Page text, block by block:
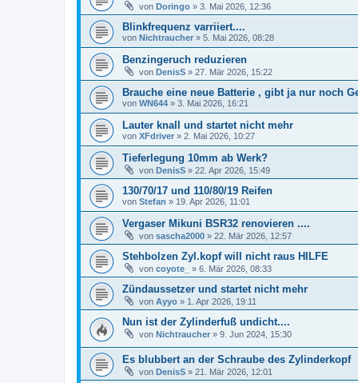
von Doringo » 3. Mai 2026, 12:36
Blinkfrequenz varriiert....
von Nichtraucher » 5. Mai 2026, 08:28
Benzingeruch reduzieren
von DenisS » 27. Mär 2026, 15:22
Brauche eine neue Batterie , gibt ja nur noch
von WN644 » 3. Mai 2026, 16:21
Lauter knall und startet nicht mehr
von XFdriver » 2. Mai 2026, 10:27
Tieferlegung 10mm ab Werk?
von DenisS » 22. Apr 2026, 15:49
130/70/17 und 110/80/19 Reifen
von Stefan » 19. Apr 2026, 11:01
Vergaser Mikuni BSR32 renovieren ....
von sascha2000 » 22. Mär 2026, 12:57
Stehbolzen Zyl.kopf will nicht raus HILFE
von coyote_ » 6. Mär 2026, 08:33
Zündaussetzer und startet nicht mehr
von Ayyo » 1. Apr 2026, 19:11
Nun ist der Zylinderfuß undicht....
von Nichtraucher » 9. Jun 2024, 15:30
Es blubbert an der Schraube des Zylinderkopf
von DenisS » 21. Mär 2026, 12:01